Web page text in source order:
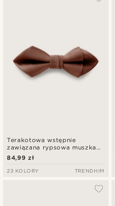
Terakotowa wstępnie
zawiązana rypsowa muszka
spiczasta
84,99 zł
23 KOLORY TRENDHIM